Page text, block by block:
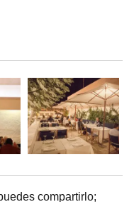
compartirlo;